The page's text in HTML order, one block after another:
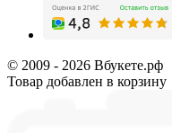
© 2009 - 2026 Вбукете.рф
Товар добавлен в корзину